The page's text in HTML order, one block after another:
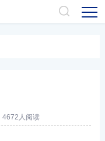
4672人阅读